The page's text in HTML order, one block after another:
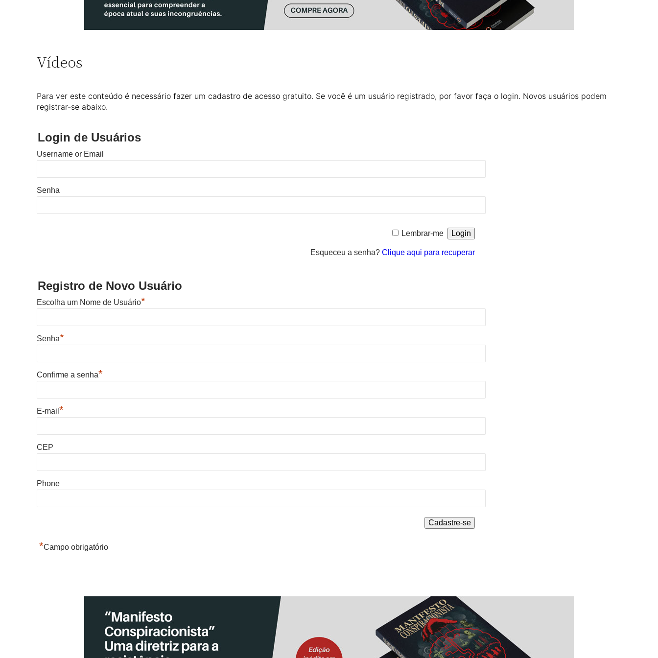
Vídeos
Para ver este conteúdo é necessário fazer um cadastro de acesso gratuito. Se você é um usuário registrado, por favor faça o login. Novos usuários podem
registrar-se abaixo.
Login de Usuários
Username or Email
Senha
Lembrar-me
Esqueceu a senha?Clique aqui para recuperar
Registro de Novo Usuário
Escolha um Nome de Usuário*
Senha*
Confirme a senha*
E-mail*
CEP
Phone
*Campo obrigatório